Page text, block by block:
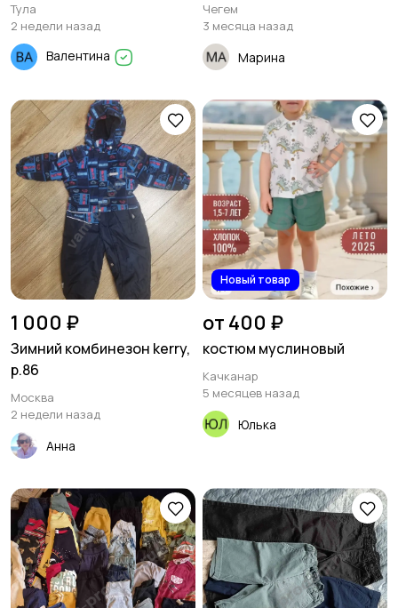
Тула
2 недели назад
Валентина
Чегем
3 месяца назад
Марина
1 000 ₽
Зимний комбинезон kerry,
р.86
Москва
2 недели назад
Анна
Новый товар
от 400 ₽
костюм муслиновый
Качканар
5 месяцев назад
Юлька